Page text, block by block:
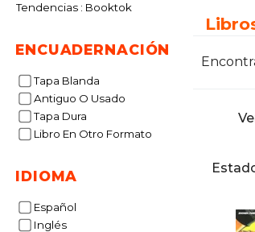
Tendencias : Booktok
ENCUADERNACIÓN
Tapa Blanda
Antiguo O Usado
Tapa Dura
Libro En Otro Formato
IDIOMA
Español
Inglés